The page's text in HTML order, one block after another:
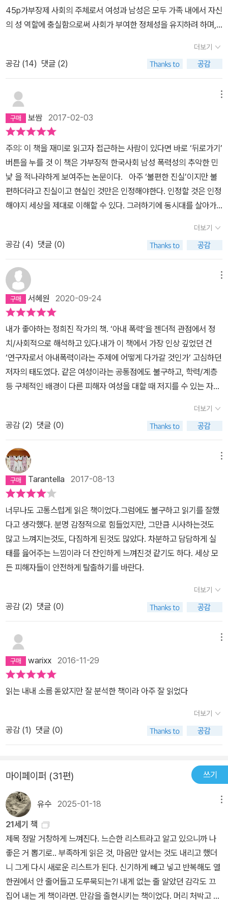
만 한편으로는 아버지와 살게 될까봐 두렵기도 했다. 오랜 시간을 ‘아
버지는 왜 저럴까?’ 생각했다. 알고 싶었다. 이해하게 된다면 아버지
이해하고 싶었다. 나의 삶, 나 자신도 설명하고 이해하고 싶었다. 책
에는 내가 했던 생각들이 곳곳에 담겨 있다. 우리 집은 왜 이 모양일
까, 엄마는 왜 저럴까, 엄마가 참으면 안 되나, 엄마만 ‘가만히’ 있으면
집이 평화롭지 않을까…. 아빠는 왜 저렇게 화를 낼까, 그게 그렇게 화
낼 일인가, 저런 방법 밖에 없는 걸까, 아빠는 어떻게 저런 생각을 갖
게 되었을까, 부모님은 왜 결혼했을까, 둘은 왜 이혼하지 않을까, 도대
체 뭐가 문제인 걸까…. 가장의 권위라는 게 뭘까, 부모님 둘 다 일하
는데 왜 엄마만 집안일을 하는 건가, ‘여자는’ 왜 그렇게 살아야 하나,
다른 집도 이런 모습일까…. 그리고 ‘나도’ ‘행복한 가정’에 살고 싶다
는 생각. 차츰 가정이란 게 꼭 필요한가, 결혼을 꼭 해야 하나로 바뀌
었지만. 나는 내가 ‘N포 세대’여서가 아니라 ‘행복한 가정’에 살아본
적이 없었기 때문에 결혼하고 싶지 않았다. 가정을 꾸린다는 것, 엄마
정’이란 뭔가? 구타(폭력)만 없으면 행복한가? 꼭 제도권의 결혼 제
도에 편입되어야 행복할까? 부부는 어떤 관계여야 하는가? … 그럼에
도 나는 결혼을 함으로써 한 ‘가정’에서 또 다른 ‘가정’으로 도망을 온
셈이다(내게는 결혼이 부모님이 계신 집에서의 탈출이기도 했다).
책을 읽으며 ‘세상에, 저런 경우도 있단 말이야?’라고 놀라는 사람들
이 많아야 좋은 건지 잘 모르겠다. 책 내용에 놀라는 사람이라면 ‘평화
로운’ 가정을 경험했을 것이고(적어도 ‘아내 폭력’은 경험하지 않았을
것이고), 그렇다면 가정에 대해서, 가족 제도에 대해서, 폭력에 대해
서, 여성에 대해서, 가정 내 권력에 대해서 심각하게 생각해 본 적이
거의 없을 것이다. 책을 통해 저자의 분석을 따라 가다 보니 한껏 차분
하게 내 기억을 더듬을 수 있었지만 어떤 면에서는 참기가 어려웠다.
내 경험을 다시 떠올릴 수밖에 없었고, 나는 분노와 좌절, 무기력, 슬
픔, 외로움, 곤란함 따위를 느껴야 했다. 지금 내 생활도 돌이켜본다.
나는 행복한가, 나는 과연 가부장제 가족 제도와 얼마만큼 가깝거나
연한가, 당연하지 않다면 나는 어떻게 해야 할까…. ‘아내 폭력’은 비
정상적인 사람(알코올중독, 사회 부적응, 분노조절장애, 우울, 실
직…)의 일탈적인 행동일 뿐인가? 그렇지 않다. 저자는 ‘아내 폭력’이
가부장제 가족 제도의 산물이라 본다. 가부장제 가족 제도를 유지하
는 한 ‘비정상적인 사람’을 ‘정상’으로 돌리려는 노력은 ‘아내 폭력’의
근본적인 해결 방법이 될 수 없다. ‘아내 폭력’ 자체가 가부장제 가족
제도를 지탱하고 있는 하나의 축이기 때문이다. ‘아내 폭력’은 왜 잘못
되었는가? 그것이 가족 구성원 모두를 힘들게 하고, 가족 해체의 원
인이 되기 때문인가? ‘아내 폭력’은 예외적인(비정상적인) 상황일 뿐
‘정상적인’ 가정은 행복하고 바람직하다는 환상을 부추긴다. 가부장
제 가족 제도는 규범적인 성 역할을 중심으로 돌아갈 뿐이다. 남자는
어떠해야 하고, 여자는 어떠해야 한다는 것. 아버지는 어떤 모습이어
야 하고 어머니, 아내는 어떤 모습이어야 한다는 것. 가장은 어떠해야
하고, 나머지 가족들은 어떠해야 한다는 것. 그런 것들이 ‘제대로’ 돌
아갈 때 가정은 화목하고 사회를 구성하는 기본 단위로서 제 기능을
한다는 거다. 그림이 그려진다. 내게는 무척 익숙한 풍경, ‘여자만 참
으면 만사가 평화로운’ 상태. 저자는 여기에 질문을 던진다. 나도 함
어야 한다. 누구의, 누구를 위한 평화와 화목, 정상인가. 모두에게 평
그런 언행을 일삼았는지 이해가 된다. 아버지의 언행에 동의한다는
뜻이 아니다. 어떻게 보면 아버지는 가부장제 가족 제도에서 본인의
역할에 충실했을 뿐이라는 뜻에서다. 끔찍하다.
관'이라는 것도, 내가 살아온 삶 위에 놓여진 것이므로, 다른 사람들에
겐 주관적일 수밖에 없을 터. 이미 그걸 알고 있기 때문에 계속 한 걸
음 뒤로 떨어져서 내가 뭔가 잘못하는 건 없는지, 놓치는 건 없는지를
세심하게 생각하는 게 너무 대단하게 느껴지는 거다. 내가 감히 '리틀
년을 책을 읽고 공부해도 정희진처럼 될 순 없겠구나' 싶었다. 나 역
시, 정희진과 그나마 비슷한 점이 있다면, '아주 조금은 나 자신에 대
해 알기' 때문이다.이 책은 정희진이 결론에서도 밝히듯이, '아내 폭
력'이 가족안의 문제, 가족이라는 사적인 영역에서의 문제로 다루어
져서는 안된다고 말하는 연구서이자 입문서이다. '남편'과 '아내'가 아
니라면, 그 역할이 주어지지 않았다면 일어나지 않았을 폭력이, 남편
이기 때문에 그리고 아내이기 때문에 발생한다. 작년에 한창 '경찰이
라니 가해자인줄' 해시태그 운동이 일었었는데, 정희진이 이 책에서
남편과 아내사이에 일어나는 일은, 가족이라는 그 사적 영역 내에서
일어난 것이고, 그러므로 그들이 해결해야 할 일인 것이다. 경찰은 신
고하는 아내에게 '알아서 잘 해결하라'고 말을 한다. 아니면 '더 맞고
피 터져서 오든지' 라고 말한다. 그래야만 그것을 폭력으로 인정해줄
수 있다는 것이다. 남편은 아내의 버릇을 고치기 위해서, 아내라는 역
할을 잘 수행하게 하기 위해서는 어쩔 수 없이 아내를 때려야 하므로,
그래서 가정을 아름답게 만들려고 하고, 아내는 그런 남편의 말을 잘
듣지 않기 때문에 자꾸 맞는다는 것이다. 그러므로 남편이 아내를 '때
려서' 가정이 파괴된다면, 그건 원인제공을 한 '아내' 탓이라는 것.이
책을 읽는 건 그래서 힘들다. 그렇게나 많은 여자들이 '아내'라는 역할
을 수행하면서 폭력에 노출되는데, 그런데 그 많은 아내들이 '내가 참
으면..' 이라고 생각을 하는 거다. 오히려 아내를 때린 남자들은 자신
서 어떤 아내들은 아무에게도 말하지 못해서 도움을 못받거나 혹은
든 시댁이든 니가 참으라, 하라는 대로 해라, 라고 하고 경찰이나 상담
사도 아내 스스로 이겨내고 참고 극복하라고 얘기한다. '구타'로 이혼
한다면 세상에 이혼 안하는 사람이 어디있겠냐며 이혼을 말리는 거
다.그렇게 '참자'고 생각하고 '내가 더 잘해보자'고 결심하던 여자들이
끝내 여성단체를 찾게되는 데는, 그러니까 남편으로부터 탈출을 시도
하는 데에는, 자식들의 영향이 컸다. 아이들에게 나쁜 영향을 미칠까
봐, 가 아니라, 폭력 남편의 많은 수가 자식들을 성적으로도 학대했던
것. 차마 여기에 쓰고 싶지도 않지만, 갓난 아기를 상대로도 그런 짓들
을 하는데, 그걸 보게된 아내가 '아, 더 있으면 안되겠구나, 지금도 이
러는데 아이가 크면 어떻게 될까' 하고 생각하게 되어서 남편으로부
터 벗어나려고 하는것.그나마 한국에 가정폭력방지법이 제정된 건,
지...남편이 아내를 '가르치기 위해서' 폭력을 휘두른다는 인식이 너무
퍼져있고, 그래서 아내는 '내가 잘하면 된다'라고 생각하게 되어서 이
아내폭력이 계속해 반복되지만, '이혼하기 싫다'는 아내들의 생각도
폭력 남편으로부터 탈출하지 못하게 했다. 이건 생활능력이 없는 여
여자가 되는 게 싫었던 것. 그것은 사회가 이혼한 여자에 대한 인식이
안좋았기 때문이기도 하고, 또 자라는 아이에게 '이혼한 가정의 아
이'라는 걸 낙인처럼 찍어주고 싶지 않아서였다. 그러니 아내 폭력을
다. 지금은 이혼이 흠도 아니지만(흠이어서도 안됐고), 내가 '맞으면
서'까지 이 가정을 지켜야 할 이유가 없고, 오히려 아이에게도 '맞고
참고 사는 엄마' 보다는, '혼자서도 행복한 엄마'쪽이 훨씬 안정적이니
까. 때리고 맞고 소리지르고 울고 하는 공간이, 단순히 부모가 있다는
이유만으로 안락한 가정이 될 수 있을까, 그것이 부모가 다 있으므로
괜찮은 것이 되는걸까. 우리는 아내를 단순히 '남편의 아내' 가족구성
원에서 가족을 지켜야하는 사람으로 볼 게 아니라, 한 개인으로 봐야
하는 것이다.남편과 아내가 한 '개인으로서' '같이' 가족을 만들고 또
유지해야 하는 것이다.아내를 한 개인으로 볼 수 없다면, 아내의 주어
진 역할을 잘 이끌어주기 위해 남편의 가르침은 반드시 필요하다고
45p가부장제 사회의 주체로서 여성과 남성은 모두 가족 내에서 자신
의 성 역할에 충실함으로써 사회가 부여한 정체성을 유지하려 하며,
족 내 지위가 곧 사회에서의 지위가 되기 때문에, 피해 여성들은 생명
을 위협하는 폭력 앞에서도 아내/어머니로서 성 역할을 좀처럼 포기
하지 않게 된다.100p가정폭력의 관점에서는 문제해결을 위해 가족
의 기능과 역할을 바로잡아야 한다고 본다. 이들은 폭력 제재와 피해
자 일시보호도 필요하지만 비폭력적인 갈등 해결 기술, 부부 대화법,
가해/피해자에 대한 치료 따위를 통해 바람직한 가족을 유지할 수 있
도록 도와야 한다고 주장한다. 가족 구조 자체에 문제가 있다기 보다
는 가족을 잘 운영하지 못하는 개인에게 문제가 있다는 것이다. 90p
★위 글에서 ˝따위˝에 큰 따옴표 칩니다. 아마 저자도 그러한 마음이
시겠죠.★가족이라는 병 ... 책이 떠오릅니다. 매맞고 인간 존엄성을
잃는, 생명까지 빼앗아가는 폭력 앞에서 가족이란 의미는 무엇인가
요?★상담소와 상담자, 상담주의 선택도 매우 중요합니다. 1/3 정도
밖에 안 왔는데도 무척 덥네요. 책 읽기가...(열 받아서)‘아 씨발 가랑
이 찢어 죽일 년 좆 같은 년 개 같은 년. .....‘ 이주 상습적으로 (폭언
이해하라고 그랬어요. 하지만 내가 같이 욕하면 금세 주먹질이죠.(26
세, 고졸, 생산직여성) 43p
더보기
공감 (14) 댓글 (2)
보쌈 2017-02-03
주의: 이 책을 재미로 읽고자 접근하는 사람이 있다면 바로 ‘뒤로가기’
버튼을 누를 것 이 책은 가부장적 한국사회 남성 폭력성의 추악한 민
낯 을 적나라하게 보여주는 논문이다. 아주 ‘불편한 진실’이지만 불
편하더라고 진실이고 현실인 것만은 인정해야한다. 인정할 것은 인정
해야지 세상을 제대로 이해할 수 있다. 그러하기에 동시대를 살아가
발표된 내용으로 [저는 오늘 꽃을 받았어요]이 개정판이다.‘저는 오늘
꽃을 받았어요’ 참 낭만적인 표현으로 들린다. 남편으로부터 꽃을 선
물 받고 그 날 또 두들겨 얻어 맞고,,,,, 그 제목엔 그런 슬픈 사연이 있
었다. 남쪽 따뜻한 바닷가 마을에서 어린시절을 보냈던 나는 그 시골
마을에서도 때때로 우세(?)스럽게 소란스런 일들이 있었다. 그 중 하
나는 부부싸움이었다. 바람 피우는 남편에게 아내가 욕설과 험한 말
을 해대며 대들고, 그런 아내를 바람 피웠던 남편은 속칭 ‘개 패듯이
두들겨 팬다’. 마을 사람 그 누구도 말리지 않았다. 나를 포함한 어린
아이들은 그 아주머니가 곧 죽을 것 같았지만 동네 어른들 그 누구도
말리지 않았다. ‘남의 가정사에 함부로 끼어드는 일 아니다’ 라면
서..... 그러면 어린 우리들은 ‘저 부부는 곧 이혼하겠지’ 생각한다. 그
러나 다음 날 아침 그 집 대문을 나서는 아저씨를 향해 어제 그렇게 두
들겨 맞던 아주머니는 잘 다녀오라며 인사하는 모습을 본다. 키우던
개와 아침 산책을 하고 돌아오면서 보았던 그 광경은 전날과는 전혀
~” 라고 말했다. 그렇다. 이 책은 그런 내용을 다룬 책이다. 가정폭력
중 ‘아내 폭력’을 다룬다.읽는 내내 손가락이 오글거리고 얼굴을 들 수
없을 정도로 창피하고 미안했다. 이 시대를 살아가는 남성이기에 그
러했다. 책 속에 제시하는 통계에서는 약 결혼여성의 1/3이 폭행을 당
했다. 한국의 ‘아내’ 세 명 중 한명은 남성으로부터 폭행을 당했다는
것. 통계 조사로 나온 내용을 전국으로 일반화시킬 수는 없겠지만 실
제 답변에 참여하지 못했던 수많은 ‘아내’들 까지 포함한다면 그 수는
1/3 이상이 될 것 같다. 내 기억 속 그 동네 부부싸움의 모습 중 아내
가 남편에게 욕하고 달려드는 것은 이 책에서 표현하는 것으로 보자
를 부여 받았는가?'누가 남편에게 아내를 때릴 권리를 주었는가? 저
자의 질문에 뜨끔해진다. 한국의 남편들은 연애할 때는 간, 쓸개 모든
것을 빼서 여자에게 줄 듯 하지만, 흔히 ‘잡힌 물고기에 밑밥 주지 않
는다’ 라는 말처럼 ‘결혼이라는 폭력허가증’을 받고 바로 돌변하는 것
이 남성들의 추악한 두 얼굴인가? 집 밖에서는 성실하고 예의 바른
남성이지만 집으로 돌아오면 돌변해버리는, 피해자인 아내들은 친정,
시부모들에게 자신의 상황을 알리지만 그 곳에서도 도움의 손길을 받
지 못하고 심한 경우에는 자살에 이르기까지, 아이를 볼모 삼아 여성
이 책을 읽는 내내 찹찹했다. 너는 너의 아내가 ‘맞을 짓’을 하게 된다
다“라고 말 할 자신이 없었기 때문이었다. 그 ‘맞을 짓’이라는 것이 유
형과 상황에 따라 너무도 다양했고 남,녀간의 미묘한 감정의 파도에
놓여있는 문제이기에 그렇다. 물론 최대한 ”때리지 않으려고 노력하
겠다“라고 말하겠지만 사람의 감정이라는 것을 어찌 장담할 수 있겠
는가...... 사람이 사람을 때리는 행동은 분명 ‘잘못된 행동’이지만 사
람은 스스로를 정당화시키기 위해서 다른 남성들은 어떠한가를 살펴
보고 자신만 그런 것이 아니라는 것을 알게 되면 더욱더 자신의 행동
이 잘못이 아니라고 판단해버리기 때문이다. 그렇기에 책에 나오는
인터뷰하는 남편들은 폭력남편이 여럿이 있을 때 동질감을 느끼며 자
신의 행동이 잘못이 아니라고 더욱더 강하게 생각하는 것이다.이 책
더보기
공감 (4) 댓글 (0)
서혜원 2020-09-24
내가 좋아하는 정희진 작가의 책. ‘아내 폭력‘을 젠더적 관점에서 정
치/사회적으로 해석하고 있다.내가 이 책에서 가장 인상 깊었던 건
‘연구자로서 아내폭력이라는 주제에 어떻게 다가갈 것인가‘ 고심하던
저자의 태도였다. 같은 여성이라는 공통점에도 불구하고, 학력/계층
등 구체적인 배경이 다른 피해자 여성을 대할 때 저지를 수 있는 자발
이와 관련해 실제 많은 곤란한 상황을 겪으며 고뇌한다. 이런 모습에
서 나와는 성별만 같을 뿐 어떤 공통점도 가지지 않은 여성 피해자의
문제를 어떻게 바라 보아야 하나 고민했던 나의 모습이 떠올라 공감
이 갔다. 더불어 내가 그들을 바라볼 때의 태도 또한 다시 한 번 성찰
해보기도 했다.여성주의 책을 읽다보면 어느새 치열해진(?) 내 자신
을 발견할 수 있다. 내 속에 내재되어 있는 가부장적 의식과 책 속의
이론이 끊임없이 갈등하고 대립하는 과정 속에서 괴롭기도 하다. 그
러나 이렇게 힘들고 지치는 독서를 계속할 수 밖에 없는 이유는, 페미
니즘 도서만큼 책을 읽기 전후로 달라진 나를 발견할 수 있는 책이 없
기 때문이다. 따라서 나는 앞으로도 꾸준히 고통받으며 페미니즘 도
서를 읽어갈 참이다.
더보기
공감 (2) 댓글 (0)
Tarantella 2017-08-13
너무나도 고통스럽게 읽은 책이었다.그럼에도 불구하고 읽기를 잘했
다고 생각했다. 분명 감정적으로 힘들었지만, 그만큼 시사하는것도
많고 느껴지는것도, 다짐하게 된것도 많았다. 차분하고 담담하게 실
태를 읊어주는 느낌이라 더 잔인하게 느껴진것 같기도 하다. 세상 모
든 피해자들이 안전하게 탈출하기를 바란다.
더보기
공감 (2) 댓글 (0)
warixx 2016-11-29
읽는 내내 소름 돋았지만 잘 분석한 책이라 아주 잘 읽었다
더보기
공감 (1) 댓글 (0)
마이페이퍼 (31편) 쓰기
유수 2025-01-18
21세기 책
제목 정말 거창하게 느껴진다. 느슨한 리스트라고 알고 있으니까 나
좋은 거 뽑기로.. 부족하게 읽은 것, 마음만 앞서는 것도 내리고 했더
니 그게 다시 새로운 리스트가 된다. 신기하게 빼고 넣고 반복해도 열
한권에서 안 줄어들고 도루묵되는?! 내게 없는 줄 알았던 감각도 끄
집어 내는 게 책이라면. 만감을 출현시키는 책이었다. 머리 처박고 소